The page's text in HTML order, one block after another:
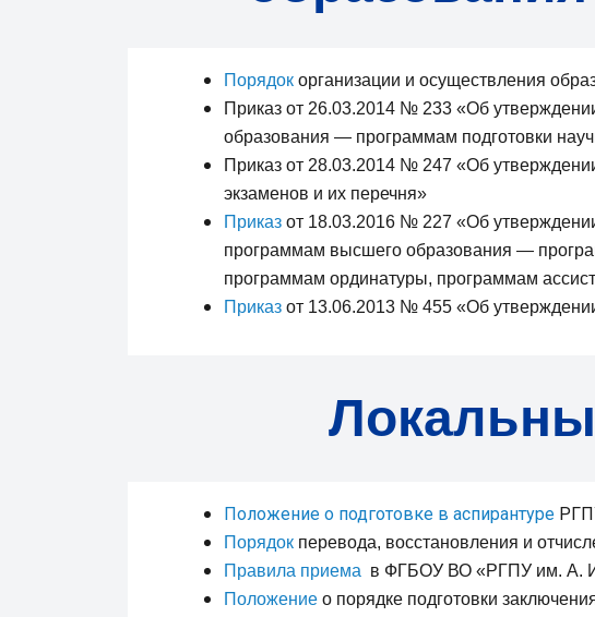
Порядок организации и осуществления
Приказ от 26.03.2014 № 233 «Об
образования — программам подготовки
Приказ от 28.03.2014 № 247 «Об
экзаменов и их перечня»
Приказ от 18.03.2016 № 227 «Об
программам высшего образования —
программам ординатуры, программам
Приказ от 13.06.2013 № 455 «Об
Положение о подготовке в аспирантуре
Порядок перевода, восстановления и
Правила приема в ФГБОУ ВО «РГПУ им. А.
Положение о порядке подготовки